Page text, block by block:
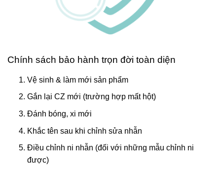
Chính sách bảo hành trọn đời toàn diện
Vệ sinh & làm mới sản phẩm
Gắn lại CZ mới (trường hợp mất hột)
Đánh bóng, xi mới
Khắc tên sau khi chỉnh sửa nhẫn
Điều chỉnh ni nhẫn (đối với những mẫu chỉnh ni
được)